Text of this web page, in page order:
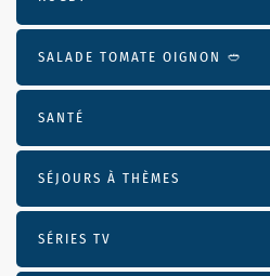
SALADE TOMATE OIGNON 🥙
SANTÉ
SÉJOURS À THÈMES
SÉRIES TV